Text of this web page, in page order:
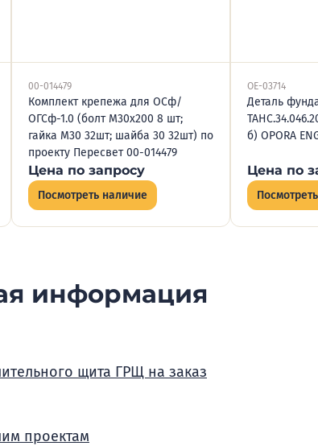
00-014479
Комплект крепежа для ОСф/
ОГСф-1.0 (болт М30х200 8 шт;
гайка М30 32шт; шайба 30 32шт) по
проекту Пересвет 00-014479
Цена по запросу
Посмотреть наличие
OE-03714
Деталь
б) OPORA
Цена по
информация
щита ГРЩ на заказ
проектам